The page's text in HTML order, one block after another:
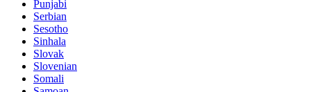
Punjabi
Serbian
Sesotho
Sinhala
Slovak
Slovenian
Somali